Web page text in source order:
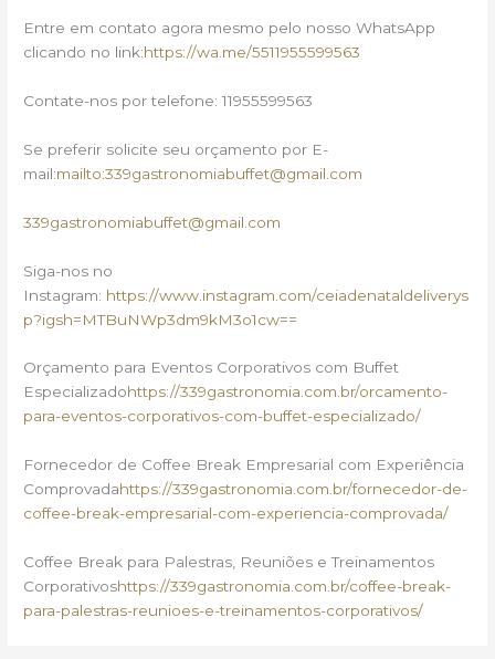
Entre em contato agora mesmo pelo nosso WhatsApp
clicando no link:https://wa.me/5511955599563
Contate-nos por telefone: 11955599563
Se preferir solicite seu orçamento por E-
mail:mailto:339gastronomiabuffet@gmail.com
339gastronomiabuffet@gmail.com
Siga-nos no
Instagram: https://www.instagram.com/ceiadenataldeliverys
p?igsh=MTBuNWp3dm9kM3o1cw==
Orçamento para Eventos Corporativos com Buffet
Especializadohttps://339gastronomia.com.br/orcamento-
para-eventos-corporativos-com-buffet-especializado/
Fornecedor de Coffee Break Empresarial com Experiência
Comprovadahttps://339gastronomia.com.br/fornecedor-de-
coffee-break-empresarial-com-experiencia-comprovada/
Coffee Break para Palestras, Reuniões e Treinamentos
Corporativoshttps://339gastronomia.com.br/coffee-break-
para-palestras-reunioes-e-treinamentos-corporativos/